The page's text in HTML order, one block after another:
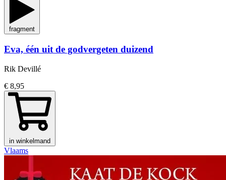
fragment
Eva, één uit de godvergeten duizend
Rik Devillé
€ 8,95
in winkelmand
Vlaams